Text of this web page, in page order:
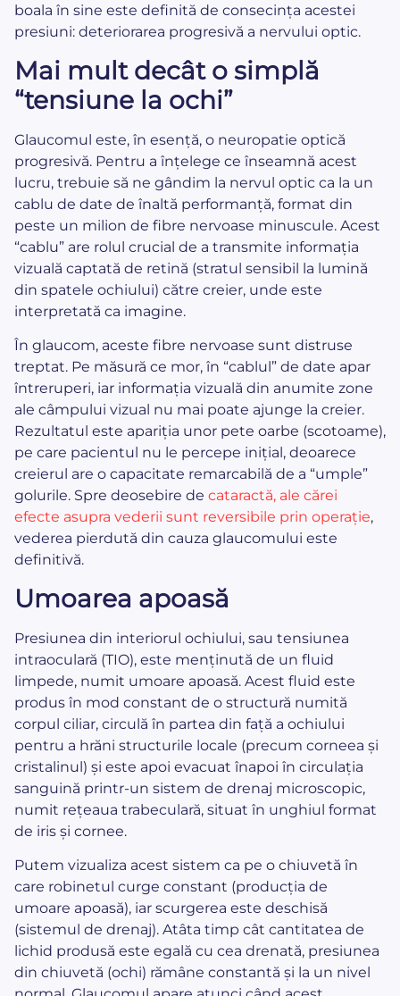
boala în sine este definită de consecința acestei
presiuni: deteriorarea progresivă a nervului optic.
Mai mult decât o simplă
“tensiune la ochi”
Glaucomul este, în esență, o neuropatie optică
progresivă. Pentru a înțelege ce înseamnă acest
lucru, trebuie să ne gândim la nervul optic ca la un
cablu de date de înaltă performanță, format din
peste un milion de fibre nervoase minuscule. Acest
“cablu” are rolul crucial de a transmite informația
vizuală captată de retină (stratul sensibil la lumină
din spatele ochiului) către creier, unde este
interpretată ca imagine.
În glaucom, aceste fibre nervoase sunt distruse
treptat. Pe măsură ce mor, în “cablul” de date apar
întreruperi, iar informația vizuală din anumite zone
ale câmpului vizual nu mai poate ajunge la creier.
Rezultatul este apariția unor pete oarbe (scotoame),
pe care pacientul nu le percepe inițial, deoarece
creierul are o capacitate remarcabilă de a “umple”
golurile. Spre deosebire de cataractă, ale cărei
efecte asupra vederii sunt reversibile prin operație,
vederea pierdută din cauza glaucomului este
definitivă.
Umoarea apoasă
Presiunea din interiorul ochiului, sau tensiunea
intraoculară (TIO), este menținută de un fluid
limpede, numit umoare apoasă. Acest fluid este
produs în mod constant de o structură numită
corpul ciliar, circulă în partea din față a ochiului
pentru a hrăni structurile locale (precum corneea și
cristalinul) și este apoi evacuat înapoi în circulația
sanguină printr-un sistem de drenaj microscopic,
numit rețeaua trabeculară, situat în unghiul format
de iris și cornee.
Putem vizualiza acest sistem ca pe o chiuvetă în
care robinetul curge constant (producția de
umoare apoasă), iar scurgerea este deschisă
(sistemul de drenaj). Atâta timp cât cantitatea de
lichid produsă este egală cu cea drenată, presiunea
din chiuvetă (ochi) rămâne constantă și la un nivel